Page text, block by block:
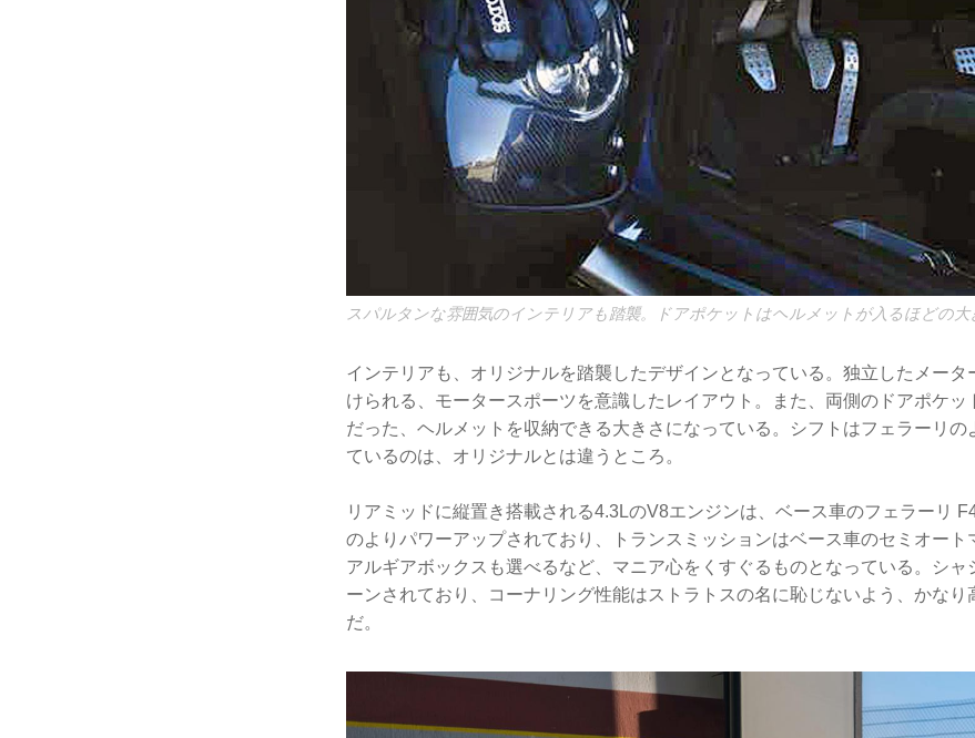
スパルタンな雰囲気のインテリアも踏襲。ドアポケットはヘルメットが入るほどの大
インテリアも、オリジナルを踏襲したデザインとなっている。独立したメータ
けられる、モータースポーツを意識したレイアウト。また、両側のドアポケッ
だった、ヘルメットを収納できる大きさになっている。シフトはフェラーリの
ているのは、オリジナルとは違うところ。
リアミッドに縦置き搭載される4.3LのV8エンジンは、ベース車のフェラーリ
のよりパワーアップされており、トランスミッションはベース車のセミオート
アルギアボックスも選べるなど、マニア心をくすぐるものとなっている。シャ
ーンされており、コーナリング性能はストラトスの名に恥じないよう、かなり
だ。